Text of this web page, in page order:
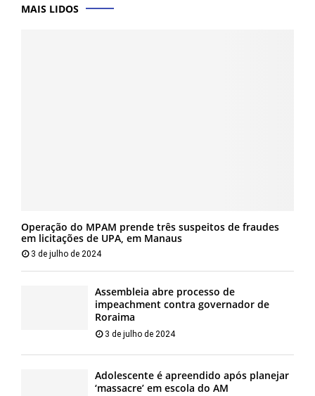
MAIS LIDOS
Operação do MPAM prende três suspeitos de fraudes
em licitações de UPA, em Manaus
3 de julho de 2024
Assembleia abre processo de
impeachment contra governador de
Roraima
3 de julho de 2024
Adolescente é apreendido após planejar
‘massacre’ em escola do AM